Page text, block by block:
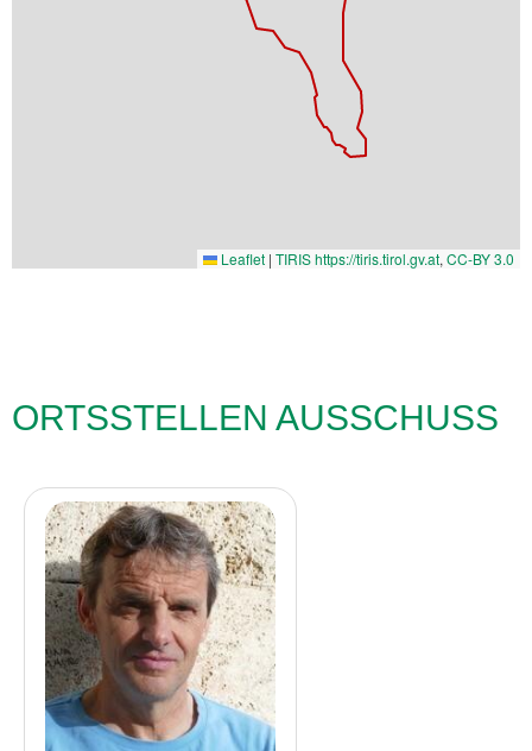
Leaflet | TIRIS https://tiris.tirol.gv.at, CC-BY 3.0
ORTSSTELLEN AUSSCHUSS